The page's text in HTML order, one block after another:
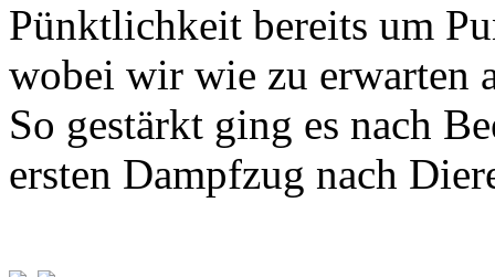
Pünktlichkeit bereits um
wobei wir wie zu erwarten
So gestärkt ging es nach
ersten Dampfzug nach